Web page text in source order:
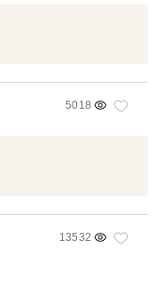
5018
13532